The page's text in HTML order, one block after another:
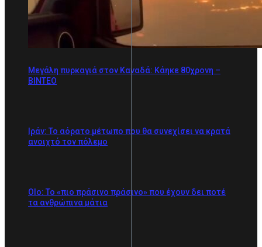
Mεγάλη πυρκαγιά στον Καναδά: Κάηκε 80χρονη –
ΒΙΝΤΕΟ
Ιράν: Το αόρατο μέτωπο που θα συνεχίσει να κρατά
ανοιχτό τον πόλεμο
Olo: Το «πιο πράσινο πράσινο» που έχουν δει ποτέ
τα ανθρώπινα μάτια